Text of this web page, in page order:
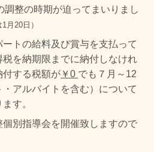
調整の時期が迫ってまいりまし
月20日）
トの給料及び賞与を支払って
を納期限までに納付しなけれ
付する税額が ￥0 でも７月～12
アルバイトを含む）について
す。
別指導会を開催致しますので